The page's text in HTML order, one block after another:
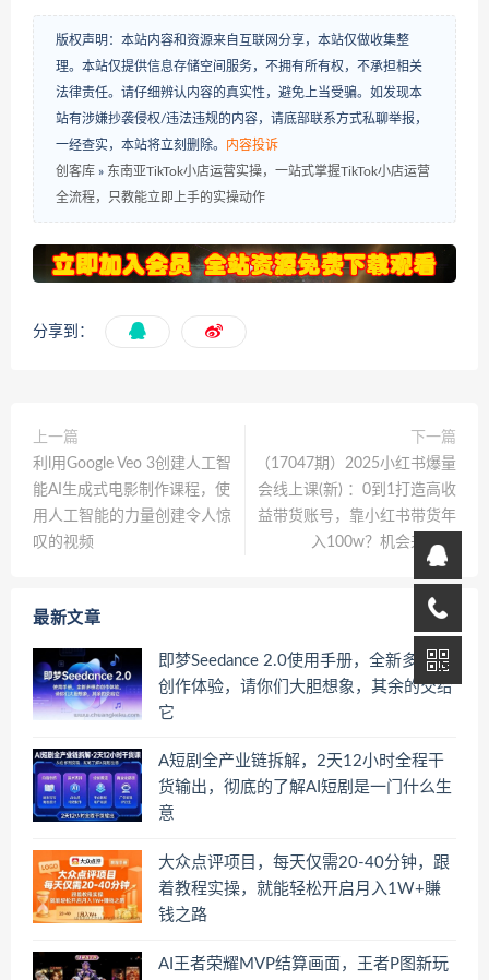
版权声明：本站内容和资源来自互联网分享，本站仅做收集整
理。本站仅提供信息存储空间服务，不拥有所有权，不承担相关
法律责任。请仔细辨认内容的真实性，避免上当受骗。如发现本
站有涉嫌抄袭侵权/违法违规的内容，请底部联系方式私聊举报，
一经查实，本站将立刻删除。 内容投诉
创客库 » 东南亚TikTok小店运营实操，一站式掌握TikTok小店运营
全流程，只教能立即上手的实操动作
分享到：
上一篇
利l用Google Veo 3创建人工智
能AI生成式电影制作课程，使
用人工智能的力量创建令人惊
叹的视频
下一篇
（17047期）2025小红书爆量
会线上课(新) ：0到1打造高收
益带货账号，靠小红书带货年
入100w？机会来了！
最新文章
即梦Seedance 2.0使用手册，全新多模态
创作体验，请你们大胆想象，其余的交给
它
A短剧全产业链拆解，2天12小时全程干
货输出，彻底的了解AI短剧是一门什么生
意
大众点评项目，每天仅需20-40分钟，跟
着教程实操，就能轻松开启月入1W+賺
钱之路
AI王者荣耀MVP结算画面，王者P图新玩